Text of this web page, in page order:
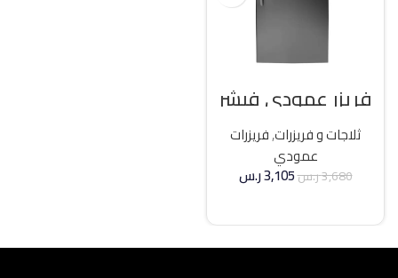
فريزر عمودي فيشر
21 قدم انفرتر – فضي
ثلاجات و فريزرات,فريزرات
عمودي
3,680ر.س3,105ر.س